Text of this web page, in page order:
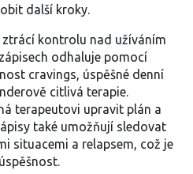
další kroky.
ztrácí kontrolu nad užíváním
odhaluje pomocí
cravings, úspěšné denní
citlivá terapie.
terapeutovi upravit plán a
také umožňují sledovat
situacemi a relapsem, což je